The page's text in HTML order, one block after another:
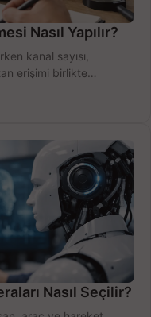
Nasıl Yapılır?
kanal sayısı,
erişimi birlikte
Nasıl Seçilir?